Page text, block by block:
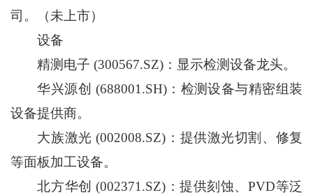
司。（未上市）
设备
精测电子 (300567.SZ)：显示检测设备龙头。
华兴源创 (688001.SH)：检测设备与精密组装
设备提供商。
大族激光 (002008.SZ)：提供激光切割、修复
等面板加工设备。
北方华创 (002371.SZ)：提供刻蚀、PVD等泛